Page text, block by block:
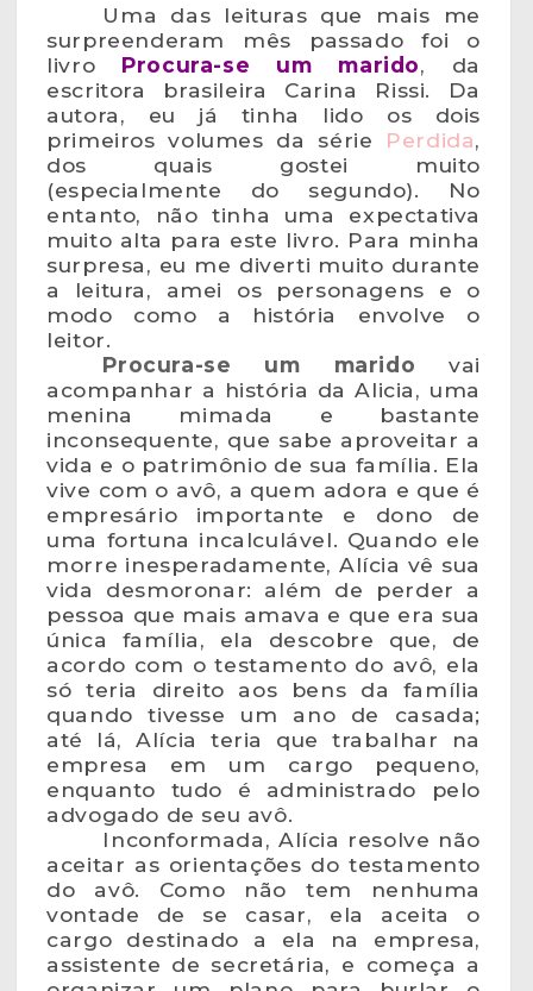
Uma das leituras que mais me
surpreenderam mês passado foi o
livro Procura-se um marido, da
escritora brasileira Carina Rissi. Da
autora, eu já tinha lido os dois
primeiros volumes da série Perdida,
dos quais gostei muito
(especialmente do segundo). No
entanto, não tinha uma expectativa
muito alta para este livro. Para minha
surpresa, eu me diverti muito durante
a leitura, amei os personagens e o
modo como a história envolve o
leitor.
Procura-se um marido vai
acompanhar a história da Alicia, uma
menina mimada e bastante
inconsequente, que sabe aproveitar a
vida e o patrimônio de sua família. Ela
vive com o avô, a quem adora e que é
empresário importante e dono de
uma fortuna incalculável. Quando ele
morre inesperadamente, Alícia vê sua
vida desmoronar: além de perder a
pessoa que mais amava e que era sua
única família, ela descobre que, de
acordo com o testamento do avô, ela
só teria direito aos bens da família
quando tivesse um ano de casada;
até lá, Alícia teria que trabalhar na
empresa em um cargo pequeno,
enquanto tudo é administrado pelo
advogado de seu avô.
Inconformada, Alícia resolve não
aceitar as orientações do testamento
do avô. Como não tem nenhuma
vontade de se casar, ela aceita o
cargo destinado a ela na empresa,
assistente de secretária, e começa a